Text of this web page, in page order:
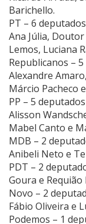
Barichello.
PT – 6 deputados
Ana Júlia,
Lemos, Luciana
Republicanos –
Alexandre
Márcio Pacheco
PP – 5 deputados
Alisson
Mabel Canto e
MDB – 2
Anibeli Neto e
PDT – 2
Goura e Requião
Novo – 2
Fábio Oliveira e
Podemos – 1